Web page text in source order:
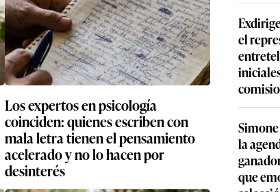
Los expertos en psicología
coinciden: quienes escriben con
mala letra tienen el pensamiento
acelerado y no lo hacen por
desinterés
el
la
que